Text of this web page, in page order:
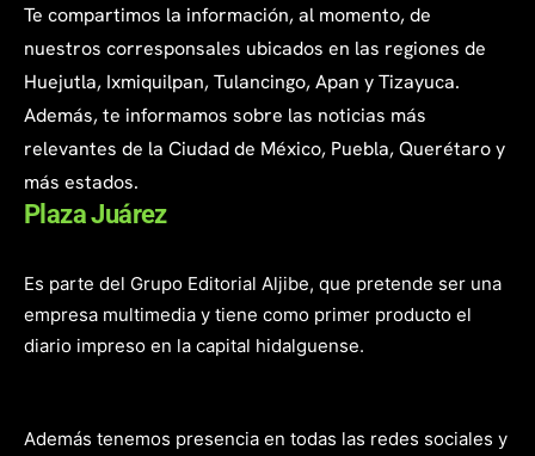
Te compartimos la información, al momento, de
nuestros corresponsales ubicados en las regiones de
Huejutla, Ixmiquilpan, Tulancingo, Apan y Tizayuca.
Además, te informamos sobre las noticias más
relevantes de la Ciudad de México, Puebla, Querétaro y
más estados.
Plaza Juárez
Es parte del Grupo Editorial Aljibe, que pretende ser una
empresa multimedia y tiene como primer producto el
diario impreso en la capital hidalguense.
Además tenemos presencia en todas las redes sociales y